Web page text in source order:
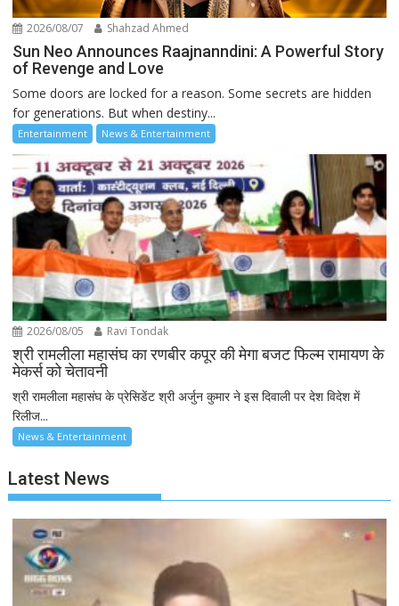
2026/08/07 Shahzad Ahmed
Sun Neo Announces Raajnanndini: A Powerful Story
of Revenge and Love
Some doors are locked for a reason. Some secrets are hidden
for generations. But when destiny...
Entertainment News & Entertainment
2026/08/05 Ravi Tondak
श्री रामलीला महासंघ का रणबीर कपूर की मेगा बजट फिल्म रामायण के
मेकर्स को चेतावनी
श्री रामलीला महासंघ के प्रेसिडेंट श्री अर्जुन कुमार ने इस दिवाली पर देश विदेश में
रिलीज...
News & Entertainment
Latest News